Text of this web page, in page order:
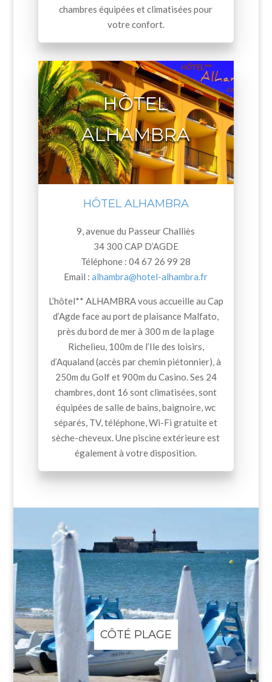
chambres équipées et climatisées pour
votre confort.
HÔTEL
ALHAMBRA
HÔTEL ALHAMBRA
9, avenue du Passeur Challiès
34 300 CAP D’AGDE
Téléphone : 04 67 26 99 28
Email :alhambra@hotel-alhambra.fr
L’hôtel** ALHAMBRA vous accueille au Cap
d’Agde face au port de plaisance Malfato,
près du bord de mer à 300 m de la plage
Richelieu, 100m de l’Ile des loisirs,
d’Aqualand (accès par chemin piétonnier), à
250m du Golf et 900m du Casino. Ses 24
chambres, dont 16 sont climatisées, sont
équipées de salle de bains, baignoire, wc
séparés, TV, téléphone, Wi-Fi gratuite et
sèche-cheveux. Une piscine extérieure est
également à votre disposition.
CÔTÉ PLAGE